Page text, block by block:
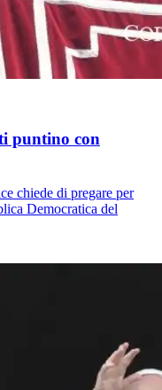
puntino con
chiede di pregare per
Democratica del